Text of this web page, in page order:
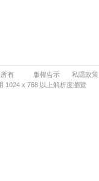
所有 版權告示 私隱政策
1024 x 768 以上解析度瀏覽